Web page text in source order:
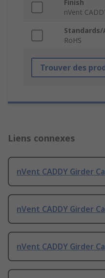
Finish
nVent
Standards/
RoHS
Trouver des
Liens connexes
nVent CADDY Girder
nVent CADDY Girder
nVent CADDY Girder